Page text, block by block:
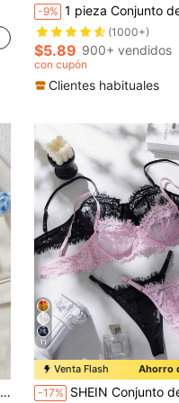
-9% 1 pieza Conjunto de sujetador inalámbrico de unicolor
(1000+)
$5.89 900+ vendidos
con cupón
Clientes habituales
11
Venta Flash Ahorro
-17% SHEIN Conjunto de 4 piezas de sujetador con aros y pantis de encaje
#5 Más vendidos
(1000+)